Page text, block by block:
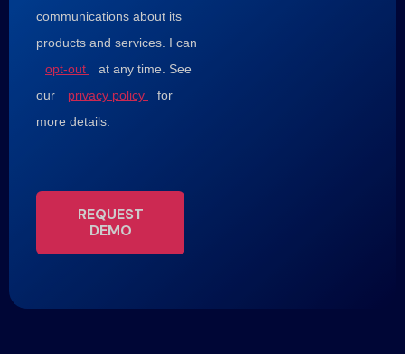
communications about its
products and services. I can
opt-out
at any time. See
our
privacy policy
for
more details.
REQUEST
DEMO